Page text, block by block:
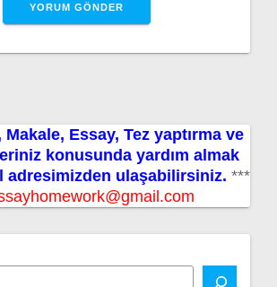
Essay, Tez yaptırma ve
konusunda yardım almak
adresimizden ulaşabilirsiniz. ***